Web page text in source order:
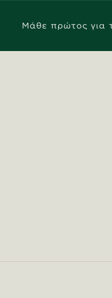
Μάθε πρώτος για